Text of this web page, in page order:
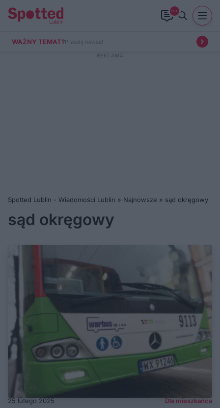
99+
WAŻNY TEMAT?Prześlij newsa!
Spotted Lublin - Wiadomości Lublin » Najnowsze » sąd okręgowy
sąd okręgowy
25 lutego 2025 Dla mieszkańca